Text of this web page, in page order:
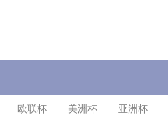
欧联杯 美洲杯 亚洲杯